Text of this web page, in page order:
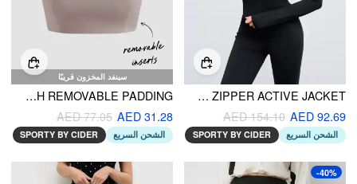
CIDERAIRY™ MANDARIN COLLAR SOLID ZIPPER ACTIVE JACKET
AED 92.69
AED 154.10
الشحن السريع SPORTY BY CIDER
سينفد المخزون قريبًا
CIDERAIRY™ HALTER NECKLINE SOLID ACTIVE BRA WITH REMOVABLE PADDING
AED 31.28
AED 77.05
الشحن السريع SPORTY BY CIDER
-40%